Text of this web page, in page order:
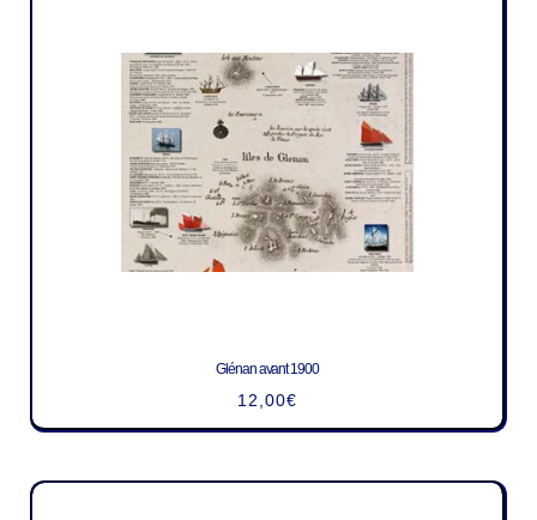
Glénan avant 1900
12,00€